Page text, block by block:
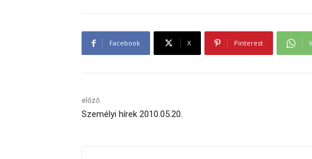
Facebook X Pinterest
előző
Személyi hírek 2010.05.20.